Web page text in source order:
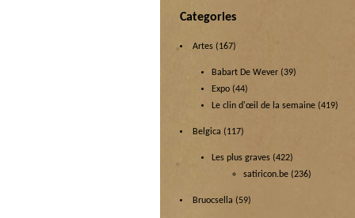
Categories
Artes (167)
Babart De Wever (39)
Expo (44)
Le clin d'œil de la semaine (419)
Belgica (117)
Les plus graves (422)
satiricon.be (236)
Bruocsella (59)